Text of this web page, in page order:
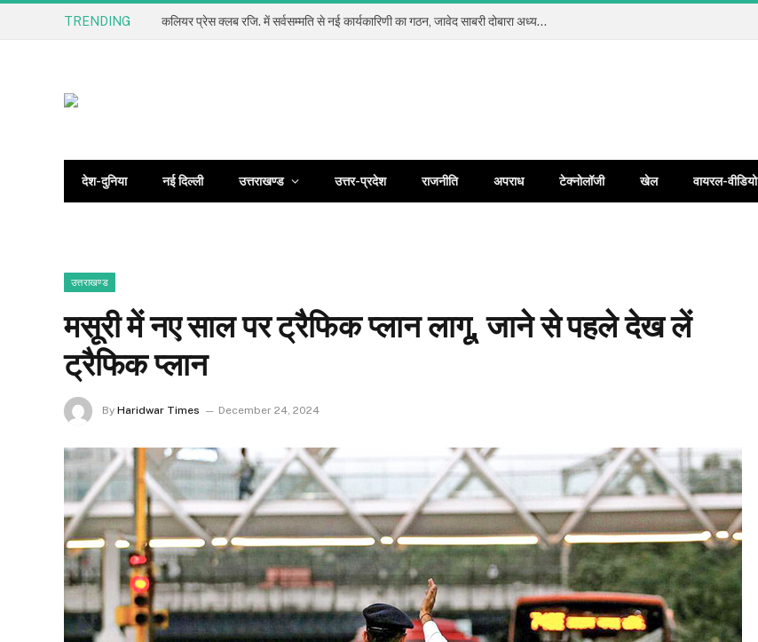
TRENDING कलियर प्रेस क्लब रजि. में सर्वसम्मति से नई कार्यकारिणी का गठन, जावेद साबरी दोबारा अध्यक्ष और जावेद अंसारी बने महामंत्री
देश-दुनिया नई दिल्ली उत्तराखण्ड उत्तर-प्रदेश राजनीति अपराध टेक्नोलॉजी खेल वायरल-वीडियो
उत्तराखण्ड
मसूरी में नए साल पर ट्रैफिक प्लान लागू, जाने से पहले देख लें
ट्रैफिक प्लान
By Haridwar Times December 24, 2024